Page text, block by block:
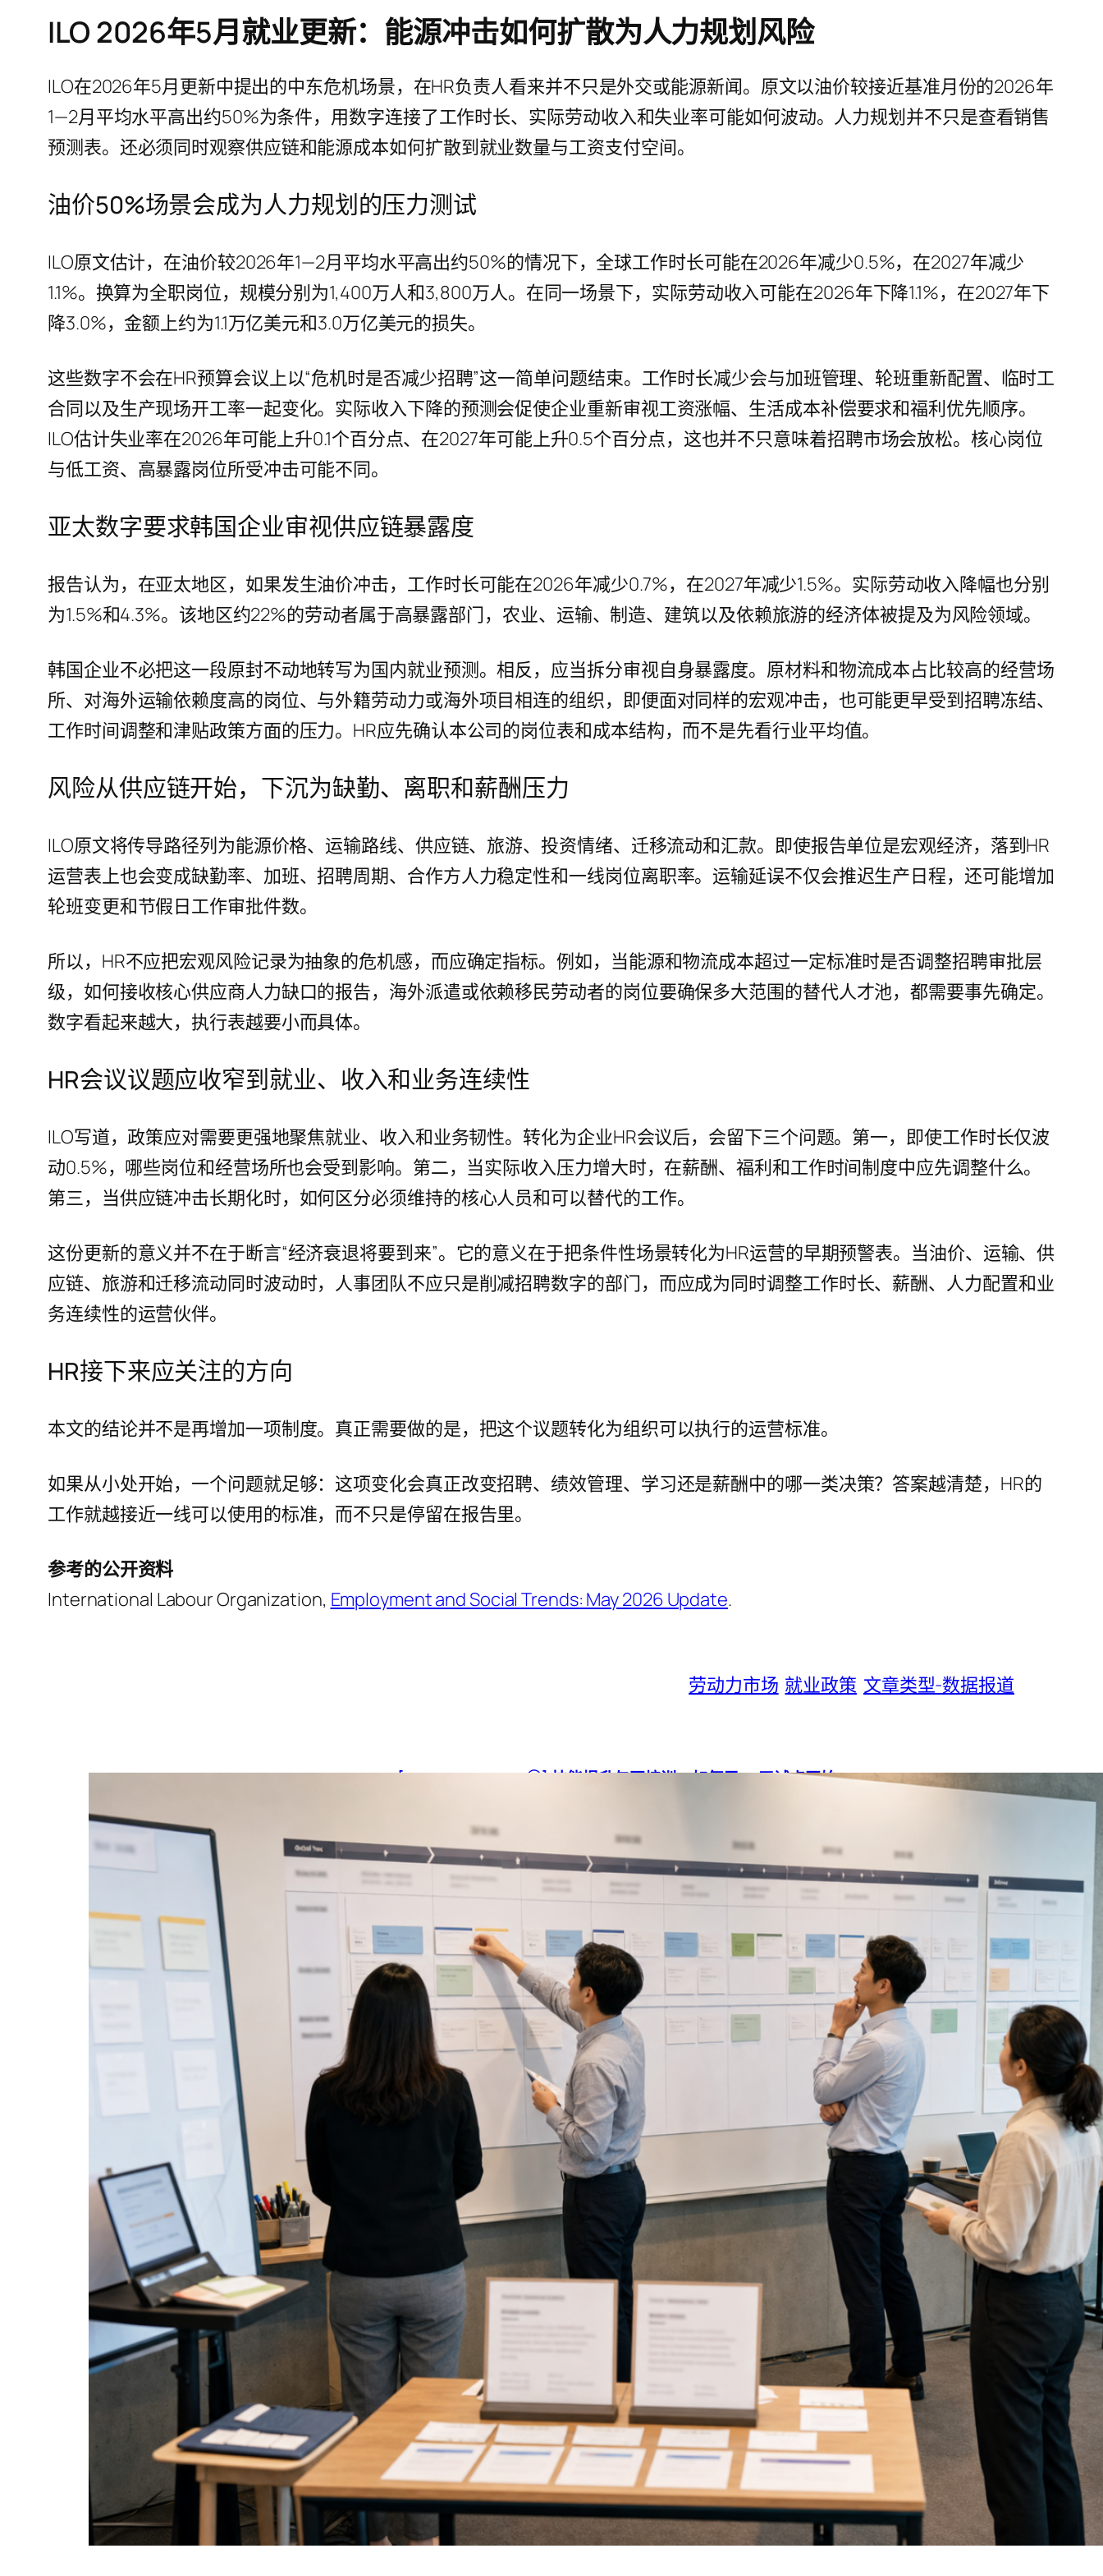
ILO 2026年5月就业更新：能源冲击如何扩散为人力规划风险
ILO在2026年5月更新中提出的中东危机场景，在HR负责人看来并不只是外交或能源新闻。原文以油价较接近基准月份的2026年
1—2月平均水平高出约50%为条件，用数字连接了工作时长、实际劳动收入和失业率可能如何波动。人力规划并不只是查看销售
预测表。还必须同时观察供应链和能源成本如何扩散到就业数量与工资支付空间。
油价50%场景会成为人力规划的压力测试
ILO原文估计，在油价较2026年1—2月平均水平高出约50%的情况下，全球工作时长可能在2026年减少0.5%，在2027年减少
1.1%。换算为全职岗位，规模分别为1,400万人和3,800万人。在同一场景下，实际劳动收入可能在2026年下降1.1%，在2027年下
降3.0%，金额上约为1.1万亿美元和3.0万亿美元的损失。
这些数字不会在HR预算会议上以“危机时是否减少招聘”这一简单问题结束。工作时长减少会与加班管理、轮班重新配置、临时工
合同以及生产现场开工率一起变化。实际收入下降的预测会促使企业重新审视工资涨幅、生活成本补偿要求和福利优先顺序。
ILO估计失业率在2026年可能上升0.1个百分点、在2027年可能上升0.5个百分点，这也并不只意味着招聘市场会放松。核心岗位
与低工资、高暴露岗位所受冲击可能不同。
亚太数字要求韩国企业审视供应链暴露度
报告认为，在亚太地区，如果发生油价冲击，工作时长可能在2026年减少0.7%，在2027年减少1.5%。实际劳动收入降幅也分别
为1.5%和4.3%。该地区约22%的劳动者属于高暴露部门，农业、运输、制造、建筑以及依赖旅游的经济体被提及为风险领域。
韩国企业不必把这一段原封不动地转写为国内就业预测。相反，应当拆分审视自身暴露度。原材料和物流成本占比较高的经营场
所、对海外运输依赖度高的岗位、与外籍劳动力或海外项目相连的组织，即便面对同样的宏观冲击，也可能更早受到招聘冻结、
工作时间调整和津贴政策方面的压力。HR应先确认本公司的岗位表和成本结构，而不是先看行业平均值。
风险从供应链开始，下沉为缺勤、离职和薪酬压力
ILO原文将传导路径列为能源价格、运输路线、供应链、旅游、投资情绪、迁移流动和汇款。即使报告单位是宏观经济，落到HR
运营表上也会变成缺勤率、加班、招聘周期、合作方人力稳定性和一线岗位离职率。运输延误不仅会推迟生产日程，还可能增加
轮班变更和节假日工作审批件数。
所以，HR不应把宏观风险记录为抽象的危机感，而应确定指标。例如，当能源和物流成本超过一定标准时是否调整招聘审批层
级，如何接收核心供应商人力缺口的报告，海外派遣或依赖移民劳动者的岗位要确保多大范围的替代人才池，都需要事先确定。
数字看起来越大，执行表越要小而具体。
HR会议议题应收窄到就业、收入和业务连续性
ILO写道，政策应对需要更强地聚焦就业、收入和业务韧性。转化为企业HR会议后，会留下三个问题。第一，即使工作时长仅波
动0.5%，哪些岗位和经营场所也会受到影响。第二，当实际收入压力增大时，在薪酬、福利和工作时间制度中应先调整什么。
第三，当供应链冲击长期化时，如何区分必须维持的核心人员和可以替代的工作。
这份更新的意义并不在于断言“经济衰退将要到来”。它的意义在于把条件性场景转化为HR运营的早期预警表。当油价、运输、供
应链、旅游和迁移流动同时波动时，人事团队不应只是削减招聘数字的部门，而应成为同时调整工作时长、薪酬、人力配置和业
务连续性的运营伙伴。
HR接下来应关注的方向
本文的结论并不是再增加一项制度。真正需要做的是，把这个议题转化为组织可以执行的运营标准。
如果从小处开始，一个问题就足够：这项变化会真正改变招聘、绩效管理、学习还是薪酬中的哪一类决策？答案越清楚，HR的
工作就越接近一线可以使用的标准，而不只是停留在报告里。
参考的公开资料
International Labour Organization, Employment and Social Trends: May 2026 Update.
劳动力市场 就业政策 文章类型-数据报道
[2026 Skills Shift ⑧] 技能提升与再培训，如何用90天试点开始
工作应用与绩效衡量即可。
2026년 06월 23일